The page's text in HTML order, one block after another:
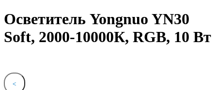
Осветитель Yongnuo YN30
Soft, 2000-10000К, RGB, 10 Вт
<